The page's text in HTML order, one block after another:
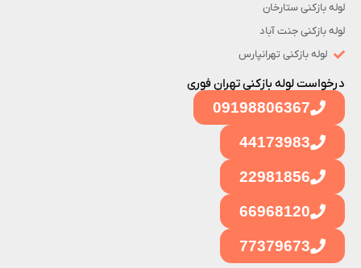
لوله بازکنی ستارخان
لوله بازکنی جنت آباد
لوله بازکنی تهرانپارس
درخواست لوله بازکنی تهران فوری
09198806367
44173983
22981856
66968120
77379673